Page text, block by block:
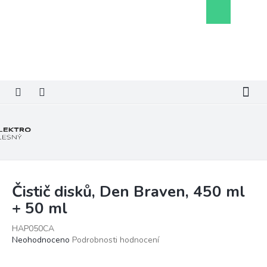
košík
Čistič disků, Den Braven, 450 ml
+ 50 ml
HAP050CA
Průměrné
Neohodnoceno Podrobnosti hodnocení